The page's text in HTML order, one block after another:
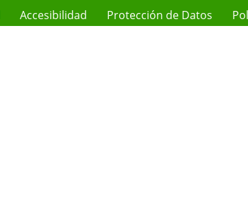
Accesibilidad Protección de Datos